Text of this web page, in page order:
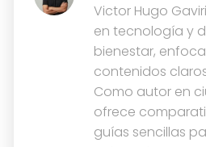
Victor Hugo
en tecnología y
bienestar,
contenidos
Como autor en
ofrece
guías sencillas